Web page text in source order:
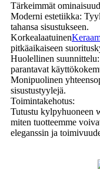
Tärkeimmät
Moderni estetiikka:
tahansa sisustukseen.
Korkealaatuinen
pitkäaikaiseen
Huolellinen
parantavat
Monipuolinen
sisustustyylejä.
Toimintakehotus:
Tutustu kylpyhuoneen
miten tuotteemme
eleganssin ja